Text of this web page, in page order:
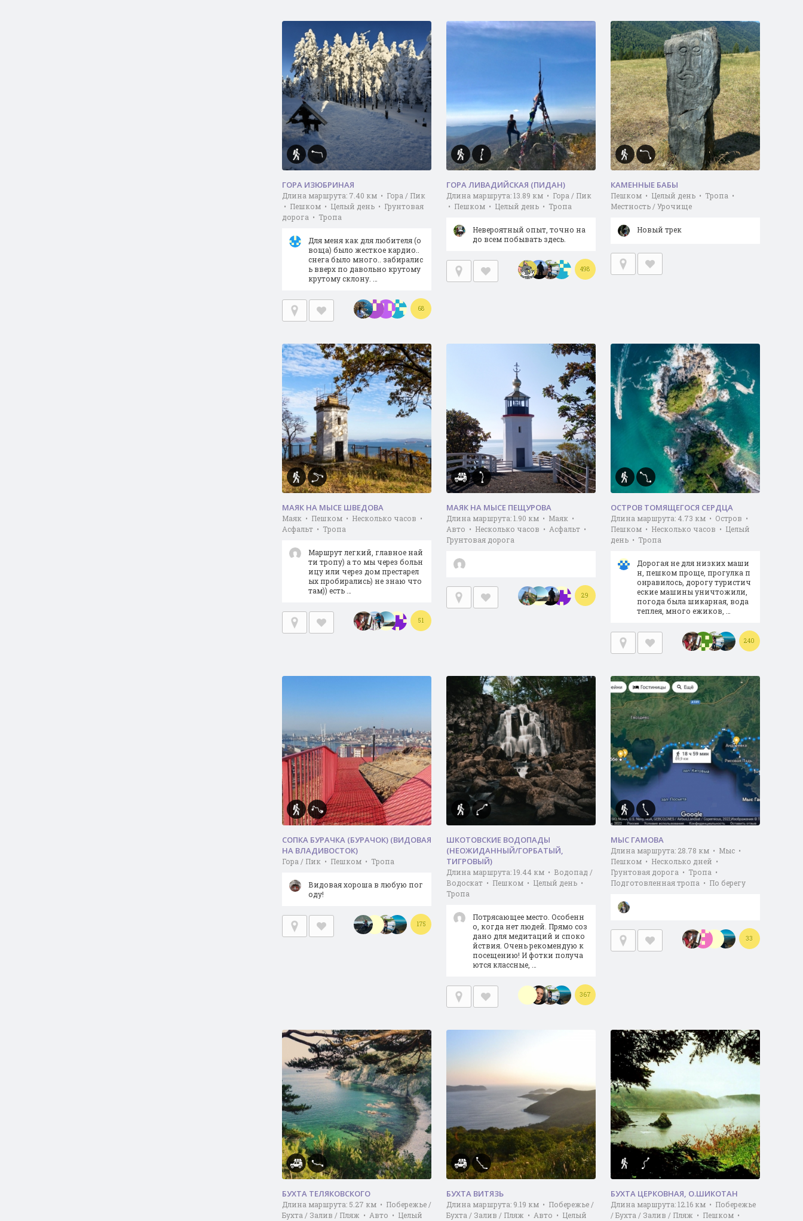
ГОРА ИЗЮБРИНАЯ
Длина маршрута: 7.40 км • Гора / Пик
• Пешком • Целый день • Грунтовая
дорога • Тропа
Для меня как для любителя (о
воща) было жесткое кардио..
снега было много.. забиралис
ь вверх по давольно крутому
крутому склону. …
68
ГОРА ЛИВАДИЙСКАЯ (ПИДАН)
Длина маршрута: 13.89 км • Гора / Пик
• Пешком • Целый день • Тропа
Невероятный опыт, точно на
до всем побывать здесь.
498
КАМЕННЫЕ БАБЫ
Пешком • Целый день • Тропа •
Местность / Урочище
Новый трек
МАЯК НА МЫСЕ ШВЕДОВА
Маяк • Пешком • Несколько часов •
Асфальт • Тропа
Маршрут легкий, главное най
ти тропу) а то мы через больн
ицу или через дом престарел
ых пробирались) не знаю что
там)) есть …
51
МАЯК НА МЫСЕ ПЕЩУРОВА
Длина маршрута: 1.90 км • Маяк •
Авто • Несколько часов • Асфальт •
Грунтовая дорога
29
ОСТРОВ ТОМЯЩЕГОСЯ СЕРДЦА
Длина маршрута: 4.73 км • Остров •
Пешком • Несколько часов • Целый
день • Тропа
Дорогая не для низких маши
н, пешком проще, прогулка п
онравилось, дорогу туристич
еские машины уничтожили,
погода была шикарная, вода
теплея, много ежиков, …
240
СОПКА БУРАЧКА (БУРАЧОК) (ВИДОВАЯ
НА ВЛАДИВОСТОК)
Гора / Пик • Пешком • Тропа
Видовая хороша в любую пог
оду!
175
ШКОТОВСКИЕ ВОДОПАДЫ
(НЕОЖИДАННЫЙ/ГОРБАТЫЙ,
ТИГРОВЫЙ)
Длина маршрута: 19.44 км • Водопад /
Водоскат • Пешком • Целый день •
Тропа
Потрясающее место. Особенн
о, когда нет людей. Прямо соз
дано для медитаций и споко
йствия. Очень рекомендую к
посещению! И фотки получа
ются классные, …
367
МЫС ГАМОВА
Длина маршрута: 28.78 км • Мыс •
Пешком • Несколько дней •
Грунтовая дорога • Тропа •
Подготовленная тропа • По берегу
33
БУХТА ТЕЛЯКОВСКОГО
Длина маршрута: 5.27 км • Побережье /
Бухта / Залив / Пляж • Авто • Целый
БУХТА ВИТЯЗЬ
Длина маршрута: 9.19 км • Побережье /
Бухта / Залив / Пляж • Авто • Целый
БУХТА ЦЕРКОВНАЯ, О.ШИКОТАН
Длина маршрута: 12.16 км • Побережье
/ Бухта / Залив / Пляж • Пешком •